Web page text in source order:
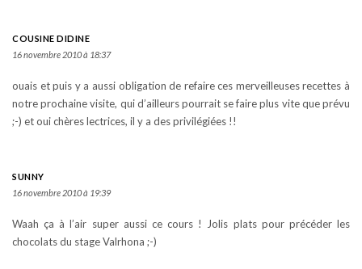
COUSINE DIDINE
16 novembre 2010 à 18:37
ouais et puis y a aussi obligation de refaire ces merveilleuses recettes à
notre prochaine visite, qui d’ailleurs pourrait se faire plus vite que prévu
;-) et oui chères lectrices, il y a des privilégiées !!
SUNNY
16 novembre 2010 à 19:39
Waah ça à l’air super aussi ce cours ! Jolis plats pour précéder les
chocolats du stage Valrhona ;-)